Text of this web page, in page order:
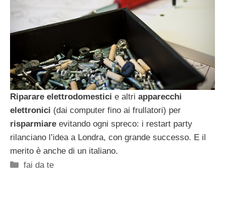
Riparare elettrodomestici e altri apparecchi
elettronici (dai computer fino ai frullatori) per
risparmiare evitando ogni spreco: i restart party
rilanciano l’idea a Londra, con grande successo. E il
merito è anche di un italiano.
Categorie
fai da te